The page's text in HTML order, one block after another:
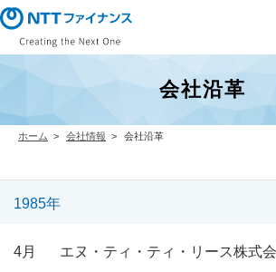
メ
イ
ス
会社沿革
ホーム 会社情報 会社沿革
1985年
4月 エヌ・ティ・ティ・リース株式